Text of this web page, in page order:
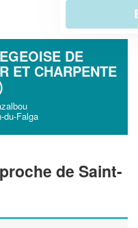
DE
ET CHARPENTE
du-Falga
de Saint-